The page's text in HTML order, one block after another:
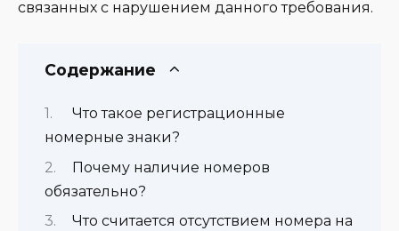
связанных с нарушением данного требования.
Содержание
Что такое регистрационные
номерные знаки?
Почему наличие номеров
обязательно?
Что считается отсутствием номера на